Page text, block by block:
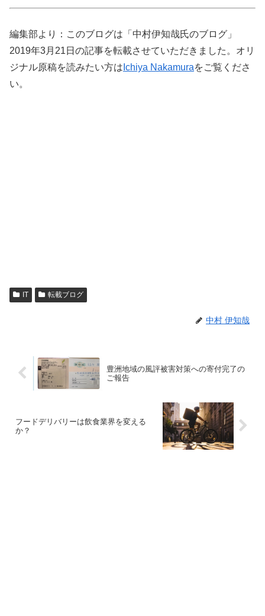
編集部より：このブログは「中村伊知哉氏のブログ」
2019年3月21日の記事を転載させていただきました。オリ
ジナル原稿を読みたい方は Ichiya Nakamuraをご覧くださ
い。
IT 転載ブログ
中村 伊知哉
豊洲地域の風評被害対策への寄付完了の
ご報告
フードデリバリーは飲食業界を変える
か？